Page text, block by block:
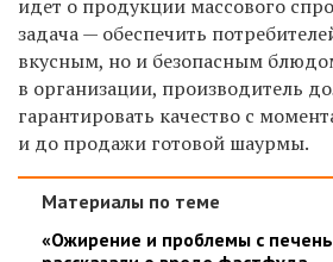
идет о продукции массового
задача — обеспечить
вкусным, но и безопасным
в организации, производитель
гарантировать качество с
и до продажи готовой шаурмы.
Материалы по теме
«Ожирение и проблемы с